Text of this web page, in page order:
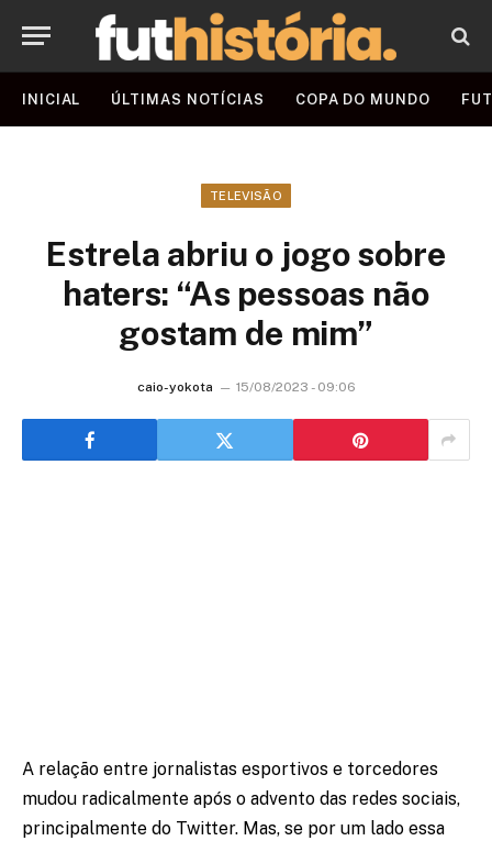
INICIAL ÚLTIMAS NOTÍCIAS COPA DO MUNDO
TELEVISÃO
Estrela abriu o jogo sobre
haters: “As pessoas não
gostam de mim”
caio-yokota 15/08/2023 - 09:06
A relação entre jornalistas esportivos e torcedores
mudou radicalmente após o advento das redes sociais,
principalmente do Twitter. Mas, se por um lado essa